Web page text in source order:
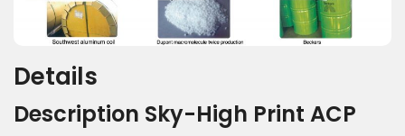
เรา
บริษัท
Details
Description Sky-High Print ACP